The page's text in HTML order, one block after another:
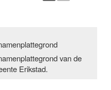
van de
Erikstad.